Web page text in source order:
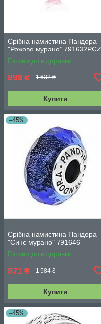
Срібна намистина Пандора
"Рожеве мурано" 791632PCZ
Готово до відправки
898 ₴ 1 632 ₴
Купити
–45%
Срібна намистина Пандора
"Синє мурано" 791646
Готово до відправки
871 ₴ 1 584 ₴
Купити
–45%